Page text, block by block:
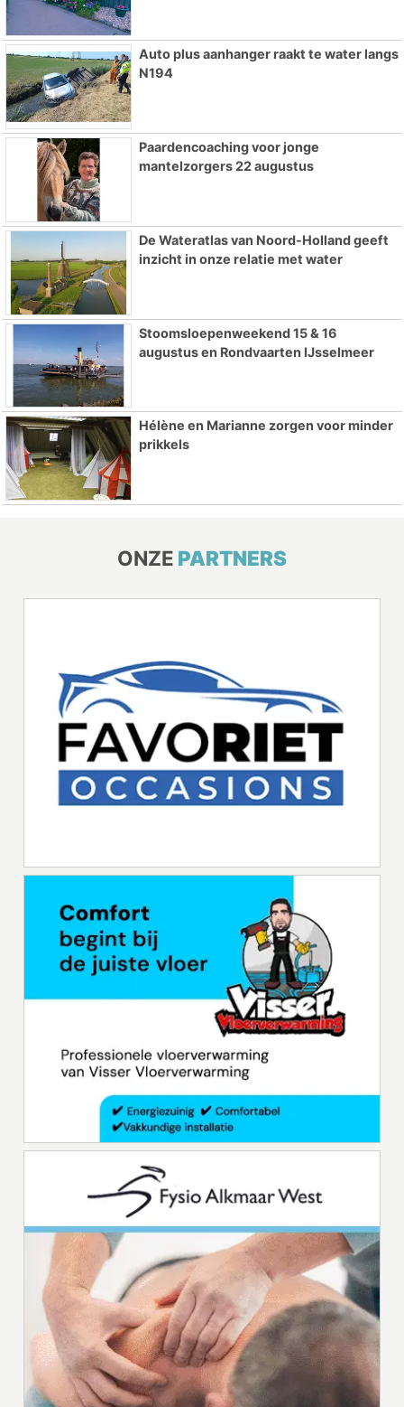
Auto plus aanhanger raakt te water langs
N194
Paardencoaching voor jonge
mantelzorgers 22 augustus
De Wateratlas van Noord-Holland geeft
inzicht in onze relatie met water
Stoomsloepenweekend 15 & 16
augustus en Rondvaarten IJsselmeer
Hélène en Marianne zorgen voor minder
prikkels
ONZE PARTNERS